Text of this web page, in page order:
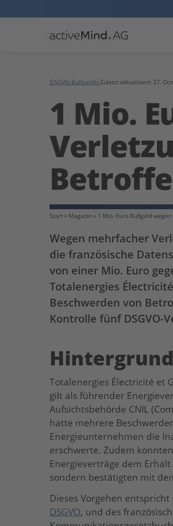
DSGVO-BußgelderZuletzt aktualisiert: 27.
1 Mio.
Start » Magazin » 1 Mio. Euro Bußgeld
Wegen mehrfacher
die französische
von einer Mio. Euro
Totalenergies
Beschwerden von
Kontrolle fünf
Hintergrund
Totalenergies Électricité et
gilt als führender
Aufsichtsbehörde CNIL
hatte mehrere
Energieunternehmen die
erschwerte. Zudem
Energieverträge dem
sondern bestätigten mit
Dieses Vorgehen
DSGVO, und des